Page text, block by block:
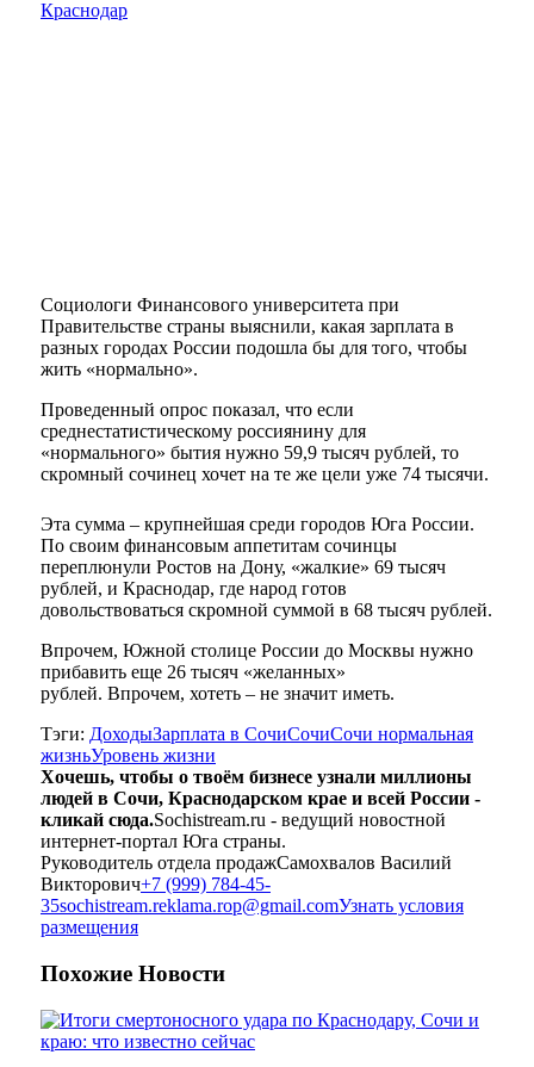
Социологи Финансового университета при
Правительстве страны выяснили, какая зарплата в
разных городах России подошла бы для того, чтобы
жить «нормально».
Проведенный опрос показал, что если
среднестатистическому россиянину для
«нормального» бытия нужно 59,9 тысяч рублей, то
скромный сочинец хочет на те же цели уже 74 тысячи.
Эта сумма – крупнейшая среди городов Юга России.
По своим финансовым аппетитам сочинцы
переплюнули Ростов на Дону, «жалкие» 69 тысяч
рублей, и Краснодар, где народ готов
довольствоваться скромной суммой в 68 тысяч рублей.
Впрочем, Южной столице России до Москвы нужно
прибавить еще 26 тысяч «желанных»
рублей. Впрочем, хотеть – не значит иметь.
Тэги: ДоходыЗарплата в СочиСочиСочи нормальная
жизньУровень жизни
Хочешь, чтобы о твоём бизнесе узнали миллионы
людей в Сочи, Краснодарском крае и всей России -
кликай сюда.Sochistream.ru - ведущий новостной
интернет-портал Юга страны.
Руководитель отдела продажСамохвалов Василий
Викторович+7 (999) 784-45-
35sochistream.reklama.rop@gmail.comУзнать условия
размещения
Похожие Новости